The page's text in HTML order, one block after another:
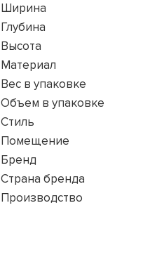
Ширина
Глубина
Высота
Материал
Вес в упаковке
Объем в упаковке
Стиль
Помещение
Бренд
Страна бренда
Производство